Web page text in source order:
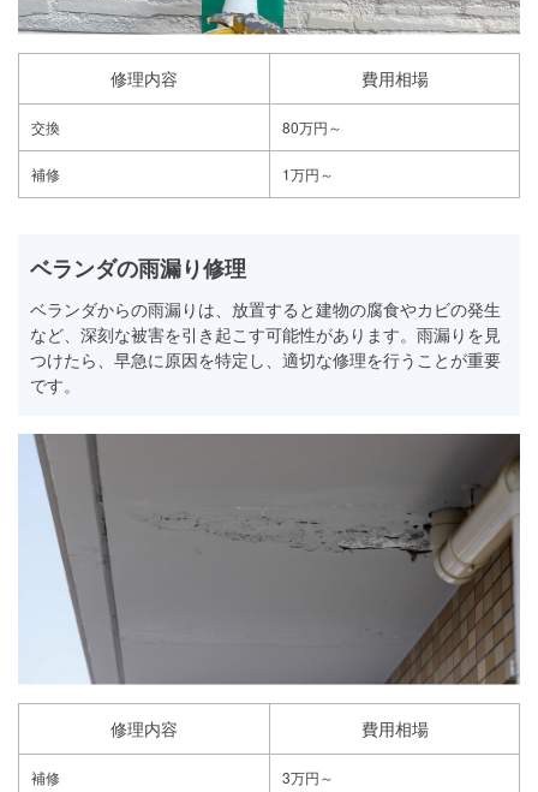
修理内容 費用相場
交換 80万円～
補修 1万円～
ベランダの雨漏り修理
ベランダからの雨漏りは、放置すると建物の腐食やカビの発生
など、深刻な被害を引き起こす可能性があります。雨漏りを見
つけたら、早急に原因を特定し、適切な修理を行うことが重要
です。
修理内容 費用相場
補修 3万円～